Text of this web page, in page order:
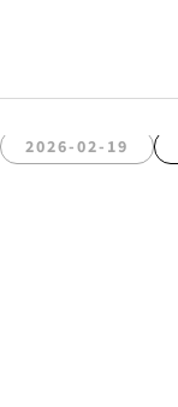
2026-02-19